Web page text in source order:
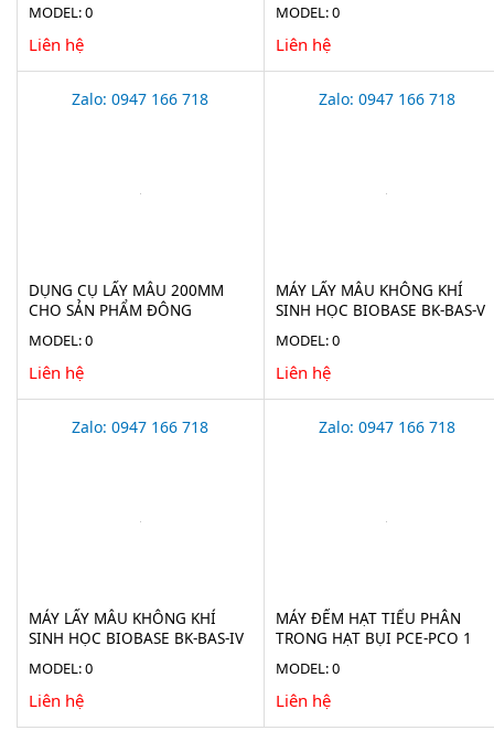
5323-0190
MODEL: 0
Liên hệ
5323-0200
MODEL: 0
Liên hệ
Zalo: 0947 166 718
DỤNG CỤ LẤY MẪU 200MM
CHO SẢN PHẨM ĐÔNG
5323-2010
MODEL: 0
Liên hệ
Zalo: 0947 166 718
MÁY LẤY MẪU KHÔNG KHÍ
SINH HỌC BIOBASE BK-BAS-V
MODEL: 0
Liên hệ
Zalo: 0947 166 718
MÁY LẤY MẪU KHÔNG KHÍ
SINH HỌC BIOBASE BK-BAS-IV
MODEL: 0
Liên hệ
Zalo: 0947 166 718
MÁY ĐẾM HẠT TIỂU PHÂN
TRONG HẠT BỤI PCE-PCO 1
MODEL: 0
Liên hệ